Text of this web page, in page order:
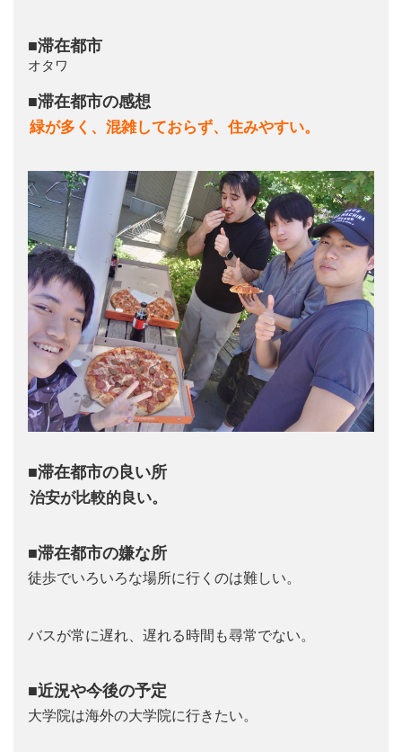
■滞在都市
オタワ
■滞在都市の感想
緑が多く、混雑しておらず、住みやすい。
■滞在都市の良い所
治安が比較的良い。
■滞在都市の嫌な所
徒歩でいろいろな場所に行くのは難しい。
バスが常に遅れ、遅れる時間も尋常でない。
■近況や今後の予定
大学院は海外の大学院に行きたい。